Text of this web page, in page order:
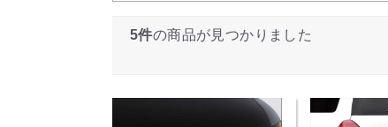
5件の商品が見つかりました